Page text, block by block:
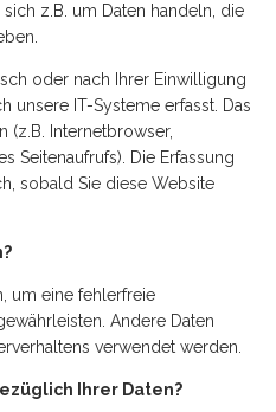
z.B. um Daten handeln, die
oder nach Ihrer Einwilligung
unsere IT-Systeme erfasst. Das
(z.B. Internetbrowser,
Seitenaufrufs). Die Erfassung
sobald Sie diese Website
um eine fehlerfreie
Andere Daten
verwendet werden.
Ihrer Daten?